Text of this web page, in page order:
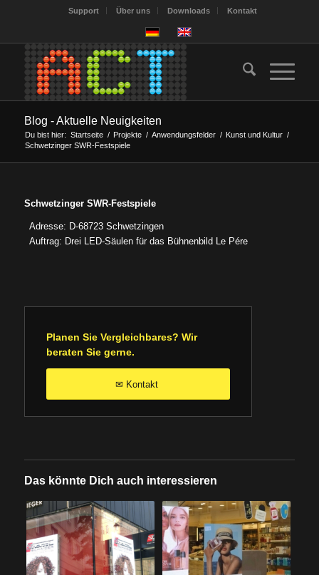
Support Über uns Downloads Kontakt
Blog - Aktuelle Neuigkeiten
Du bist hier: Startseite / Projekte / Anwendungsfelder / Kunst und Kultur /
Schwetzinger SWR-Festspiele
Schwetzinger SWR-Festspiele
Adresse: D-68723 Schwetzingen
Auftrag: Drei LED-Säulen für das Bühnenbild Le Pére
Planen Sie Vergleichbares? Wir
beraten Sie gerne.
✉ Kontakt
Das könnte Dich auch interessieren